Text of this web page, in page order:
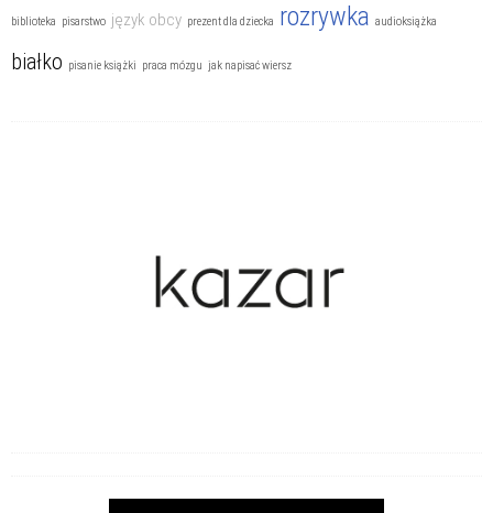
biblioteka pisarstwo język obcy prezent dla dziecka rozrywka audioksiążka
białko pisanie książki praca mózgu jak napisać wiersz